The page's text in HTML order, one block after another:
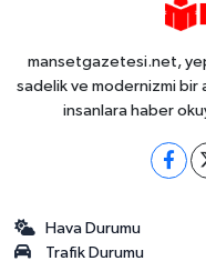
mansetgazetesi.net,
sadelik ve modernizmi bir
insanlara haber
Hava Durumu
Trafik Durumu